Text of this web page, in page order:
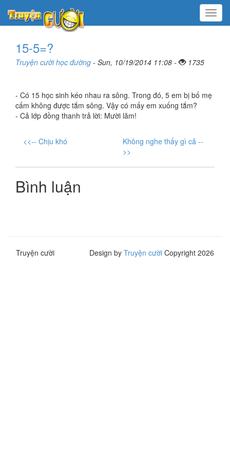
Menu
15-5=?
Truyện cười học đường - Sun, 10/19/2014 11:08 - 1735
- Có 15 học sinh kéo nhau ra sông. Trong đó, 5 em bị bố mẹ
cấm không được tắm sông. Vậy có mấy em xuống tắm?
- Cả lớp đồng thanh trả lời: Mười lăm!
<<-- Chịu khó
Không nghe thấy gì cả --
>>
Bình luận
Truyện cười Design by Truyện cười Copyright 2026